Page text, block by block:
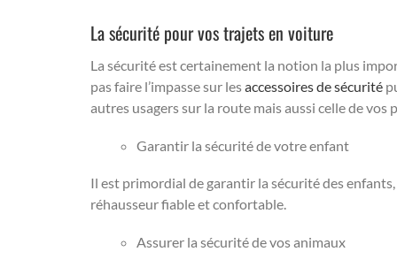
La sécurité pour vos trajets en voiture
La sécurité est certainement la notion la plus
pas faire l’impasse sur lesaccessoires de sécurité
autres usagers sur la route mais aussi celle de vos
Garantir la sécurité de votre enfant
Il est primordial de garantir la sécurité des
réhausseur fiable et confortable.
Assurer la sécurité de vos animaux